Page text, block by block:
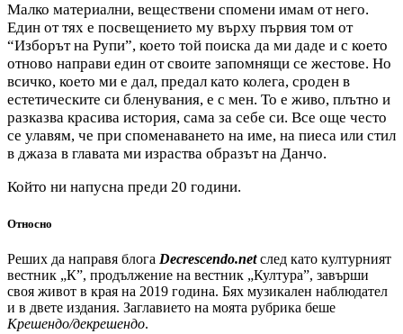
Малко материални, веществени спомени имам от него.
Един от тях е посвещението му върху първия том от
“Изборът на Рупи”, което той поиска да ми даде и с което
отново направи един от своите запомнящи се жестове. Но
всичко, което ми е дал, предал като колега, сроден в
естетическите си бленувания, е с мен. То е живо, плътно и
разказва красива история, сама за себе си. Все още често
се улавям, че при споменаването на име, на пиеса или стил
в джаза в главата ми израства образът на Данчо.
Който ни напусна преди 20 години.
Относно
Реших да направя блога Decrescendo.net след като културният
вестник „К”, продължение на вестник „Култура”, завърши
своя живот в края на 2019 година. Бях музикален наблюдател
и в двете издания. Заглавието на моята рубрика беше
Крешендо/декрешендо.